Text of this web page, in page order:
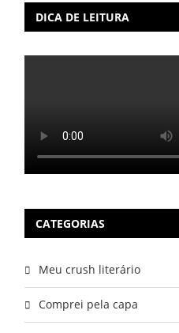
DICA DE LEITURA
CATEGORIAS
Meu crush literário
Comprei pela capa